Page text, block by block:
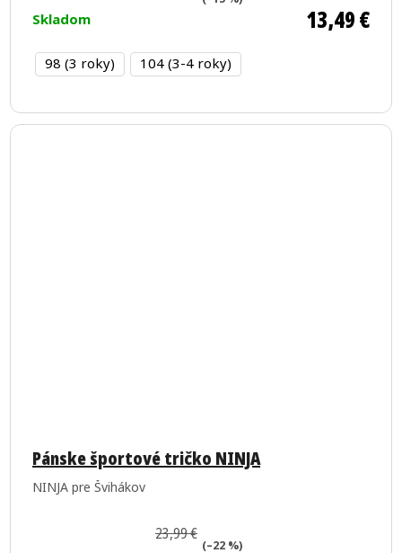
Skladom 13,49 €
98 (3 roky) 104 (3-4 roky)
Pánske športové tričko NINJA
NINJA pre Švihákov
23,99 €
(–22 %)